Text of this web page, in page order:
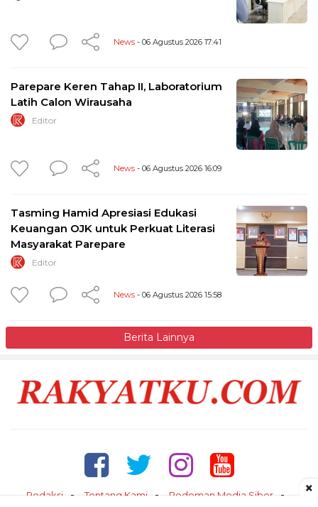
News - 06 Agustus 2026 17:41
Parepare Keren Tahap II, Laboratorium
Latih Calon Wirausaha
Editor
News - 06 Agustus 2026 16:09
Tasming Hamid Apresiasi Edukasi
Keuangan OJK untuk Perkuat Literasi
Masyarakat Parepare
Editor
News - 06 Agustus 2026 15:58
Berita Lainnya
Redaksi Tentang Kami
Pedoman Media Siber
×